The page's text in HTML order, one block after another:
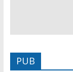
PUB